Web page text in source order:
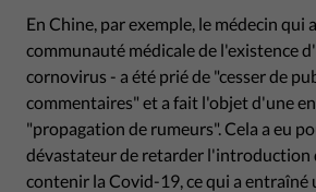
En Chine, par exemple, le médecin qui
communauté médicale de l'existence
cornovirus - a été prié de "cesser de
commentaires" et a fait l'objet d'une
"propagation de rumeurs". Cela a eu
dévastateur de retarder l'introduction
contenir la Covid-19, ce qui a entraîné